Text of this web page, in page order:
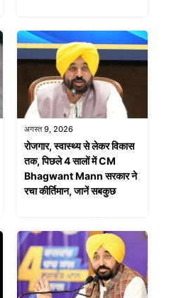
अगस्त 9, 2026
रोजगार, स्वास्थ्य से लेकर विकास
तक, पिछले 4 सालों में CM
Bhagwant Mann सरकार ने
रचा कीर्तिमान, जानें सबकुछ